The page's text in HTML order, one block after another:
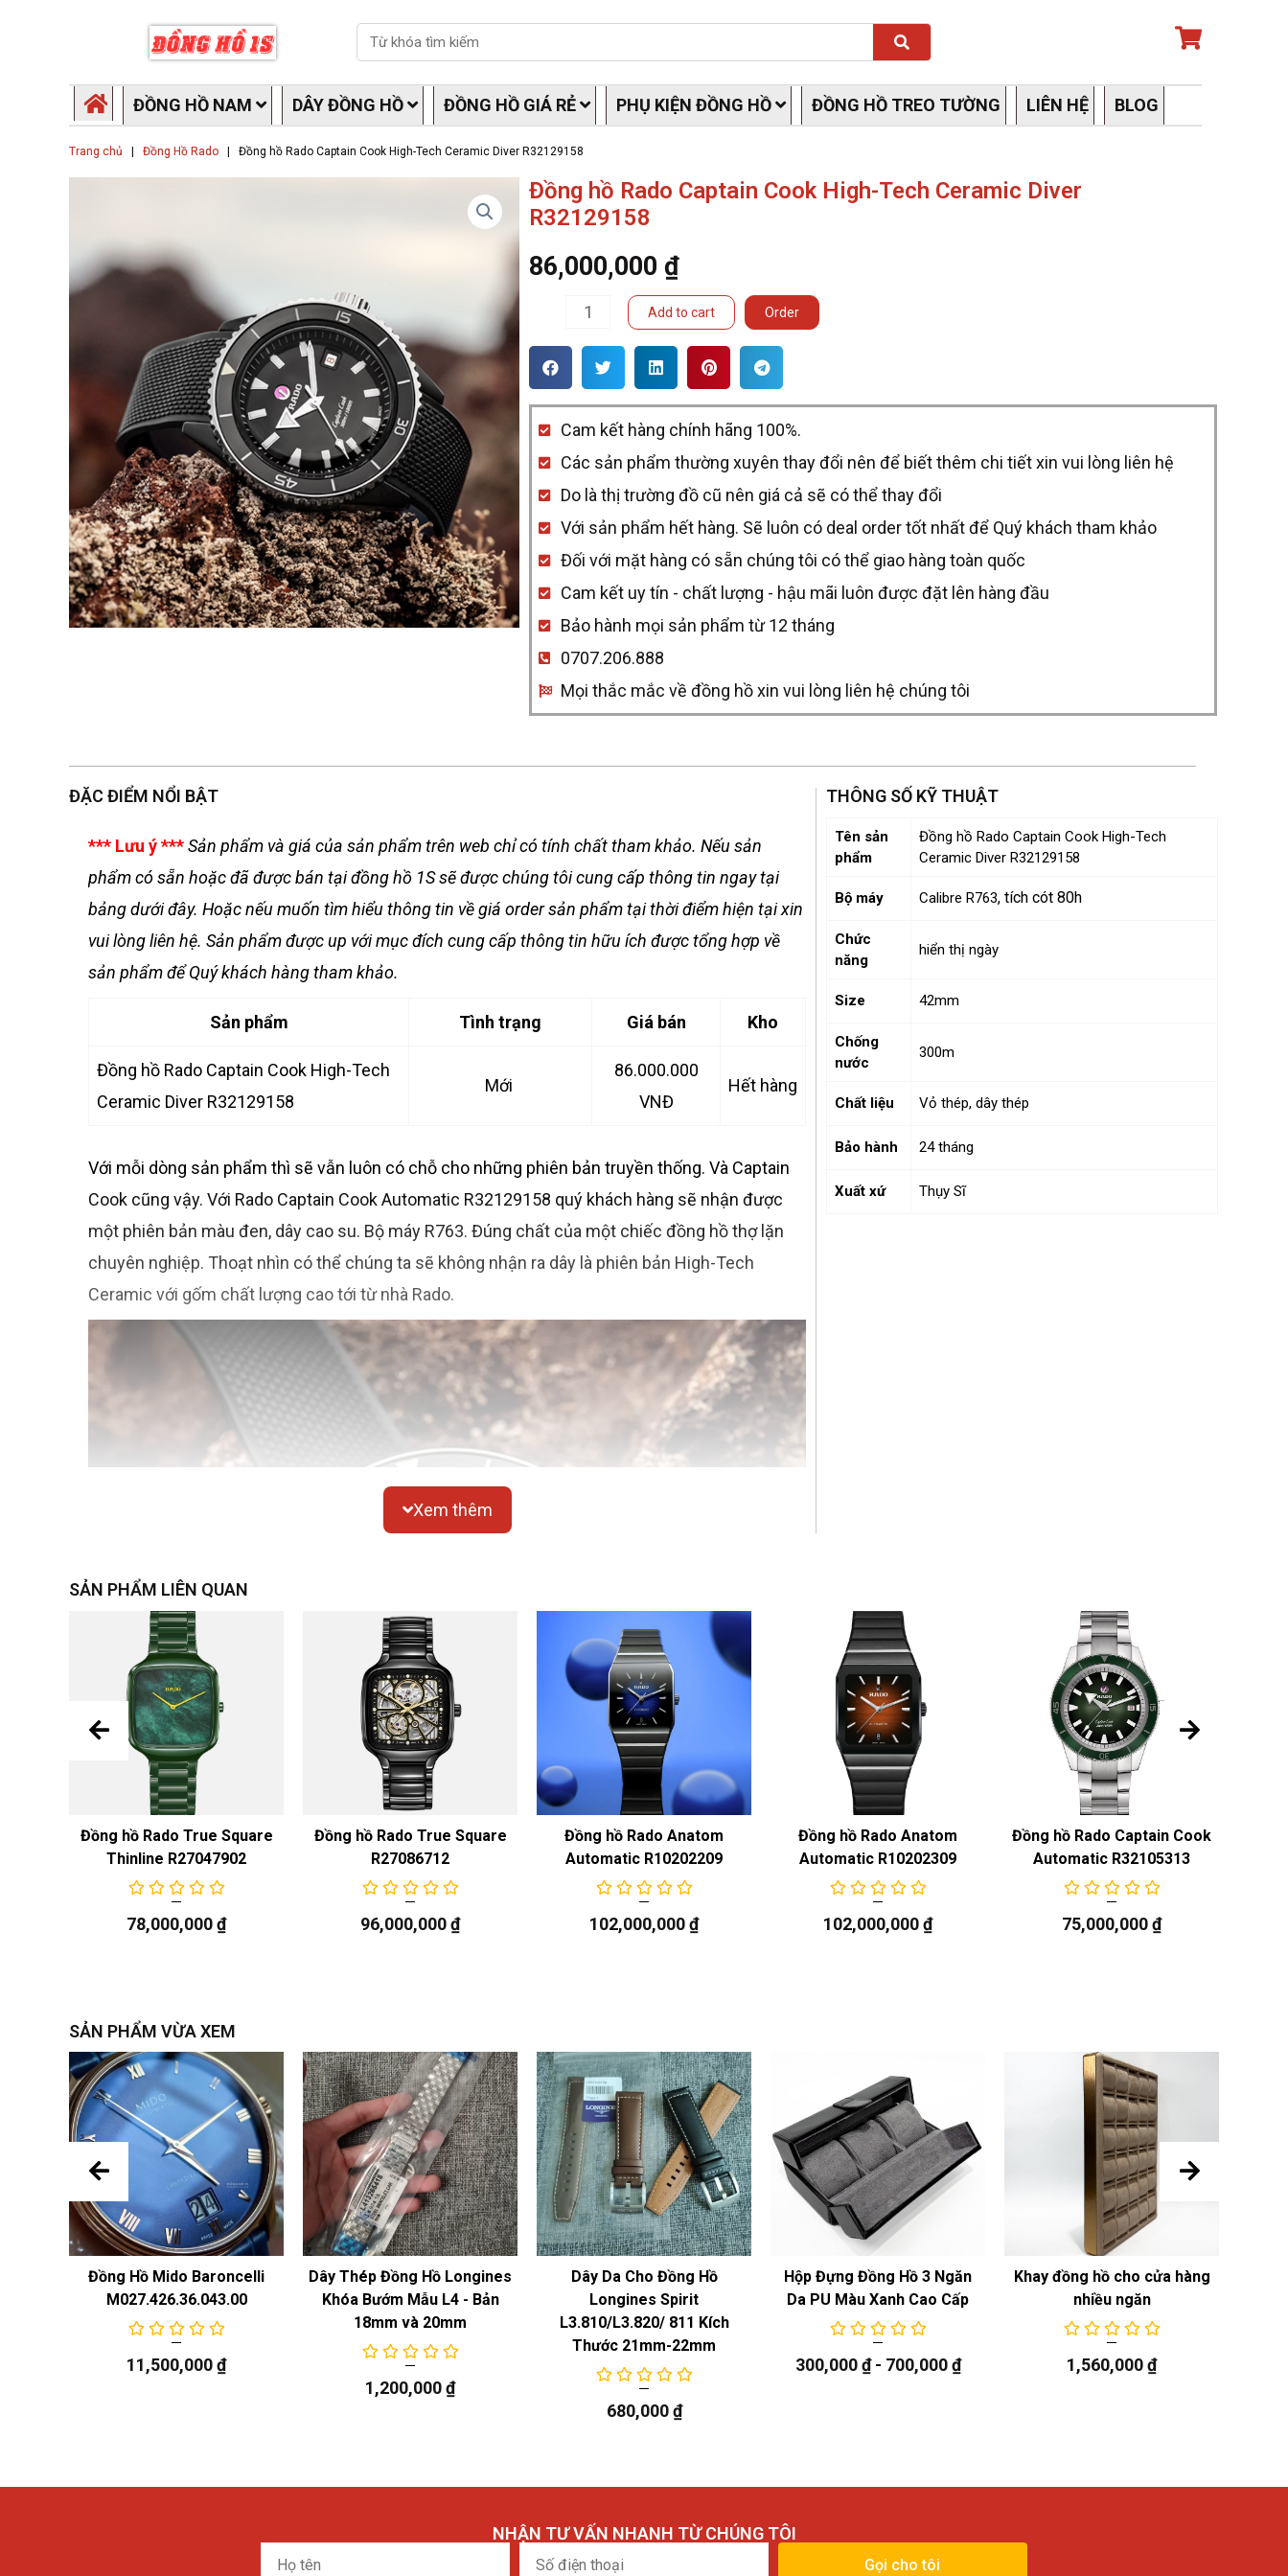
Search Search
ĐỒNG HỒ NAM DÂY ĐỒNG HỒ ĐỒNG HỒ GIÁ RẺ PHỤ KIỆN ĐỒNG HỒ ĐỒNG HỒ TREO TƯỜNG LIÊN HỆ BLOG
Trang chủ Đồng Hồ Rado Đồng hồ Rado Captain Cook High-Tech Ceramic Diver R32129158
Đồng hồ Rado Captain Cook High-Tech Ceramic Diver
R32129158
86,000,000 ₫
hồ
Rado
Captain
Cook
High-
Tech
Ceramic
Diver
R32129158
quantity
Add to cart Order
Cam kết hàng chính hãng 100%.
Các sản phẩm thường xuyên thay đổi nên để biết thêm chi tiết xin vui lòng liên hệ
Do là thị trường đồ cũ nên giá cả sẽ có thể thay đổi
Với sản phẩm hết hàng. Sẽ luôn có deal order tốt nhất để Quý khách tham khảo
Đối với mặt hàng có sẵn chúng tôi có thể giao hàng toàn quốc
Cam kết uy tín - chất lượng - hậu mãi luôn được đặt lên hàng đầu
Bảo hành mọi sản phẩm từ 12 tháng
0707.206.888
Mọi thắc mắc về đồng hồ xin vui lòng liên hệ chúng tôi
ĐẶC ĐIỂM NỔI BẬT
*** Lưu ý ***Sản phẩm và giá của sản phẩm trên web chỉ có tính chất tham khảo. Nếu sản
phẩm có sẵn hoặc đã được bán tại đồng hồ 1S sẽ được chúng tôi cung cấp thông tin ngay tại
bảng dưới đây. Hoặc nếu muốn tìm hiểu thông tin về giá order sản phẩm tại thời điểm hiện tại xin
vui lòng liên hệ. Sản phẩm được up với mục đích cung cấp thông tin hữu ích được tổng hợp về
sản phẩm để Quý khách hàng tham khảo.
Sản phẩm Tình trạng Giá bán Kho
Đồng hồ Rado Captain Cook High-Tech
Ceramic Diver R32129158
Mới
86.000.000
VNĐ
Hết hàng
Với mỗi dòng sản phẩm thì sẽ vẫn luôn có chỗ cho những phiên bản truyền thống. Và Captain
Cook cũng vậy. Với Rado Captain Cook Automatic R32129158 quý khách hàng sẽ nhận được
một phiên bản màu đen, dây cao su. Bộ máy R763. Đúng chất của một chiếc đồng hồ thợ lặn
chuyên nghiệp. Thoạt nhìn có thể chúng ta sẽ không nhận ra dây là phiên bản High-Tech
Ceramic với gốm chất lượng cao tới từ nhà Rado.
Xem thêm
THÔNG SỐ KỸ THUẬT
Tên sản
phẩm
Đồng hồ Rado Captain Cook High-Tech
Ceramic Diver R32129158
Bộ máy Calibre R763, tích cót 80h
Chức
năng
hiển thị ngày
Size 42mm
Chống
nước
300m
Chất liệu Vỏ thép, dây thép
Bảo hành 24 tháng
Xuất xứ Thụy Sĩ
SẢN PHẨM LIÊN QUAN
Đồng hồ Rado True Square
Thinline R27047902
78,000,000₫
Đồng hồ Rado True Square
R27086712
96,000,000₫
Đồng hồ Rado Anatom
Automatic R10202209
102,000,000₫
Đồng hồ Rado Anatom
Automatic R10202309
102,000,000₫
Đồng hồ Rado Captain Cook
Automatic R32105313
75,000,000₫
SẢN PHẨM VỪA XEM
Đồng Hồ Mido Baroncelli
M027.426.36.043.00
11,500,000₫
Dây Thép Đồng Hồ Longines
Khóa Bướm Mẫu L4 - Bản
18mm và 20mm
1,200,000₫
Dây Da Cho Đồng Hồ
Longines Spirit
L3.810/L3.820/ 811 Kích
Thước 21mm-22mm
680,000₫
Hộp Đựng Đồng Hồ 3 Ngăn
Da PU Màu Xanh Cao Cấp
300,000₫- 700,000₫
Khay đồng hồ cho cửa hàng
nhiều ngăn
1,560,000₫
NHẬN TƯ VẤN NHANH TỪ CHÚNG TÔI
Họ
Số Gọi cho tôi